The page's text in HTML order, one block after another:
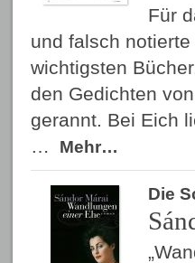
Für
und falsch
wichtigsten
den Gedichten
gerannt. Bei Eich
…
Mehr…
Die